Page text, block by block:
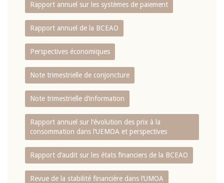
Rapport annuel sur les systèmes de paiement
Rapport annuel de la BCEAO
Perspectives économiques
Note trimestrielle de conjoncture
Note trimestrielle d‘information
Rapport annuel sur l‘évolution des prix à la
consommation dans l‘UEMOA et perspectives
Rapport d‘audit sur les états financiers de la BCEAO
Revue de la stabilité financière dans l‘UMOA